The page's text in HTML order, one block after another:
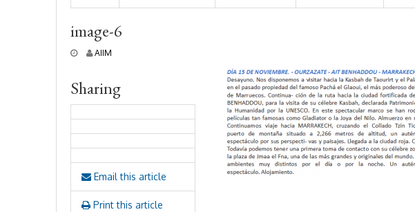
image-6
n
,
2
0
AIIM
Sharing
Email this article
Print this article